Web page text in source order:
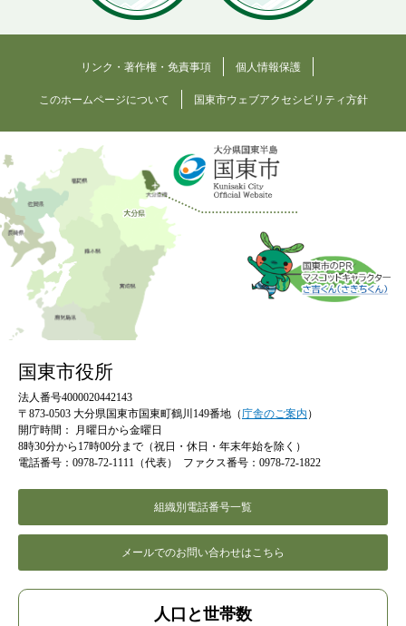
リンク・著作権・免責事項 個人情報保護
このホームページについて 国東市ウェブアクセシビリティ方針
国東市役所
法人番号4000020442143
〒873-0503 大分県国東市国東町鶴川149番地（ 庁舎のご案内 ）
開庁時間：
月曜日から金曜日
8時30分から17時00分まで（祝日・休日・年末年始を除く）
電話番号：0978-72-1111（代表）
ファクス番号：0978-72-1822
組織別電話番号一覧
メールでのお問い合わせはこちら
人口と世帯数